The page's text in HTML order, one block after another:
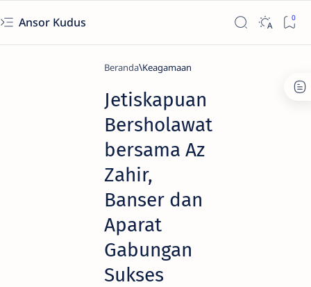
Ansor Kudus
Beranda Keagamaan
Jetiskapuan
Bersholawat
bersama Az
Zahir,
Banser dan
Aparat
Gabungan
Sukses